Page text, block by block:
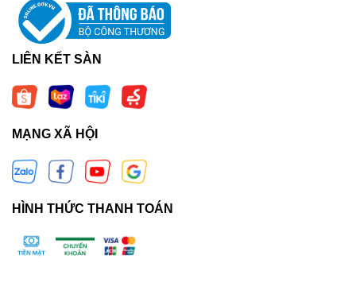
LIÊN KẾT SÀN
MẠNG XÃ HỘI
HÌNH THỨC THANH TOÁN